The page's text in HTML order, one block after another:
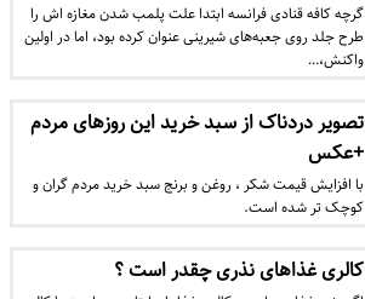
گرچه کافه قنادی فرانسه ابتدا علت پلمب شدن مغازه اش را
طرح جلد روی جعبه‌های شیرینی عنوان کرده بود، اما در اولین
واکنش،…
تصویر دردناک از سبد خرید این روزهای مردم
+عکس
با افزایش قیمت شکر ، روغن و برنج سبد خرید مردم گران و
کوچک تر شده است.
کالری غذا‌های نذری چقدر است ؟